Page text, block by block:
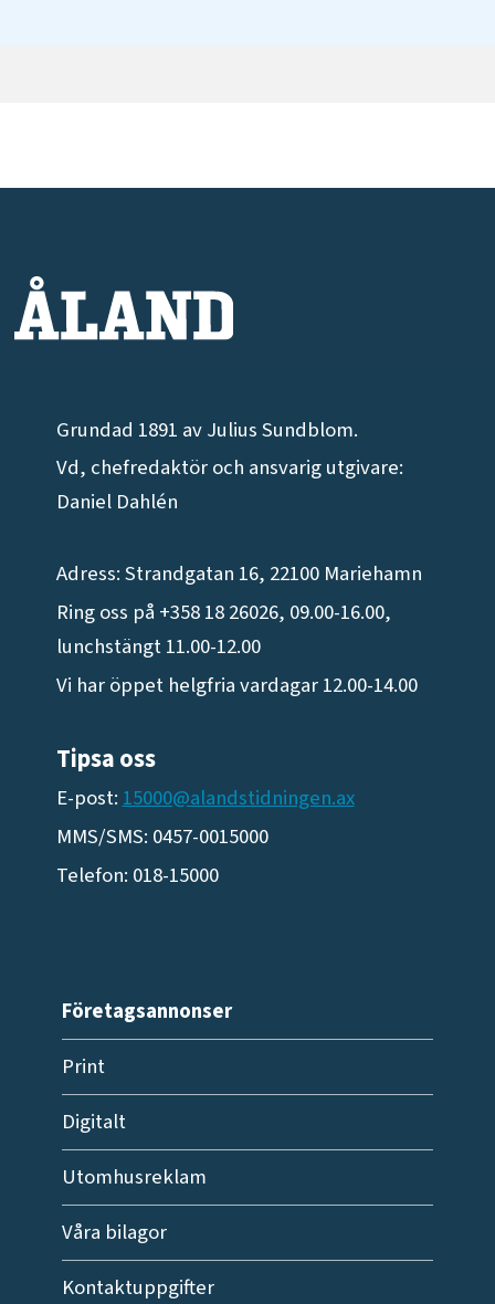
Grundad 1891 av Julius Sundblom.
Vd, chefredaktör och ansvarig utgivare:
Daniel Dahlén
Adress: Strandgatan 16, 22100 Mariehamn
Ring oss på +358 18 26026, 09.00-16.00,
lunchstängt 11.00-12.00
Vi har öppet helgfria vardagar 12.00-14.00
Tipsa oss
E-post: 15000@alandstidningen.ax
MMS/SMS: 0457-0015000
Telefon: 018-15000
Företagsannonser
Print
Digitalt
Utomhusreklam
Våra bilagor
Kontaktuppgifter